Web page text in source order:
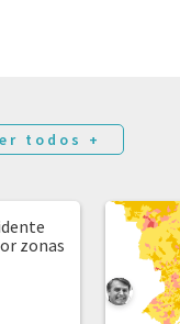
todos +
zonas